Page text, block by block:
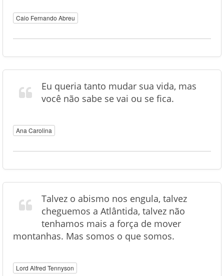
Caio Fernando Abreu
Eu queria tanto mudar sua vida, mas
você não sabe se vai ou se fica.
Ana Carolina
Talvez o abismo nos engula, talvez
cheguemos a Atlântida, talvez não
tenhamos mais a força de mover
montanhas. Mas somos o que somos.
Lord Alfred Tennyson